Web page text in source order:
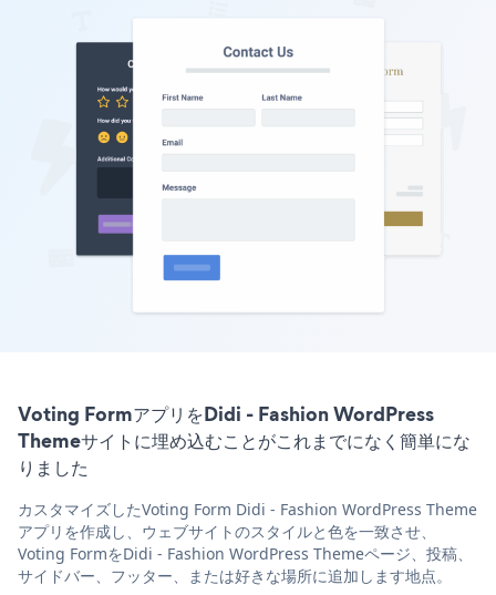
Voting FormアプリをDidi - Fashion WordPress
Themeサイトに埋め込むことがこれまでになく簡単にな
りました
カスタマイズしたVoting Form Didi - Fashion WordPress Theme
アプリを作成し、ウェブサイトのスタイルと色を一致させ、
Voting FormをDidi - Fashion WordPress Themeページ、投稿、
サイドバー、フッター、または好きな場所に追加します地点。